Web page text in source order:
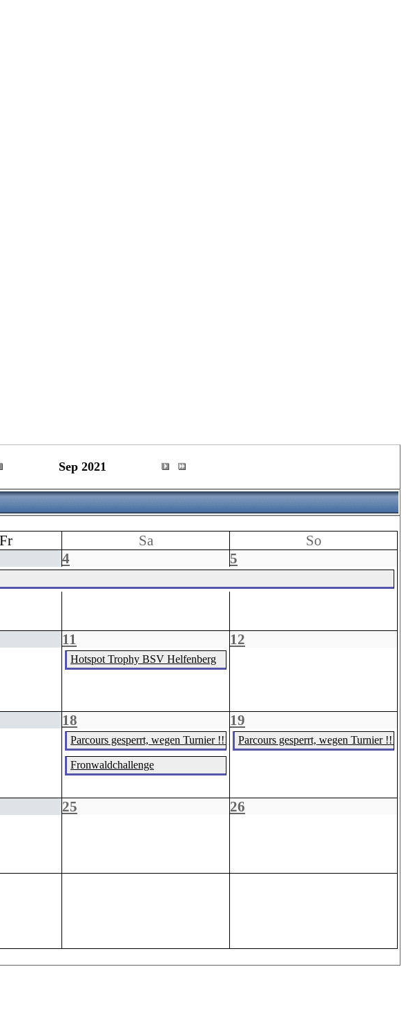
Sep 2021
Fr Sa So
4 5
11 12
Hotspot Trophy BSV Helfenberg
18 19
Parcours gesperrt, wegen Turnier !!! Parcours gesperrt, wegen Turnier !!!
Fronwaldchallenge
25 26